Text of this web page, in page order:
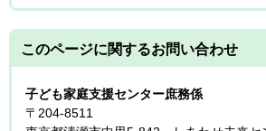
このページに関するお問い合わせ
子ども家庭支援センター庶務係
〒204-8511